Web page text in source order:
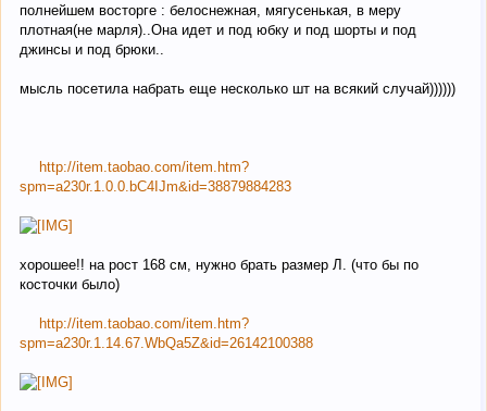
полнейшем восторге : белоснежная, мягусенькая, в меру
плотная(не марля)..Она идет и под юбку и под шорты и под
джинсы и под брюки..
мысль посетила набрать еще несколько шт на всякий случай))))))
http://item.taobao.com/item.htm?
spm=a230r.1.0.0.bC4IJm&id=38879884283
хорошее!! на рост 168 см, нужно брать размер Л. (что бы по
косточки было)
http://item.taobao.com/item.htm?
spm=a230r.1.14.67.WbQa5Z&id=26142100388